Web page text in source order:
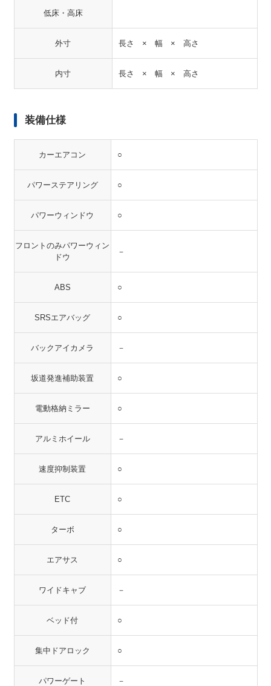
低床・高床
外寸 長さ × 幅 × 高さ
内寸 長さ × 幅 × 高さ
装備仕様
カーエアコン ○
パワーステアリング ○
パワーウィンドウ ○
フロントのみパワーウィン
ドウ
－
ABS ○
SRSエアバッグ ○
バックアイカメラ －
坂道発進補助装置 ○
電動格納ミラー ○
アルミホイール －
速度抑制装置 ○
ETC ○
ターボ ○
エアサス ○
ワイドキャブ －
ベッド付 ○
集中ドアロック ○
パワーゲート －